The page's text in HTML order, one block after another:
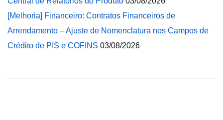
[Melhoria] Financeiro: Contratos Financeiros de
Arrendamento – Ajuste de Nomenclatura nos Campos de
Crédito de PIS e COFINS 03/08/2026